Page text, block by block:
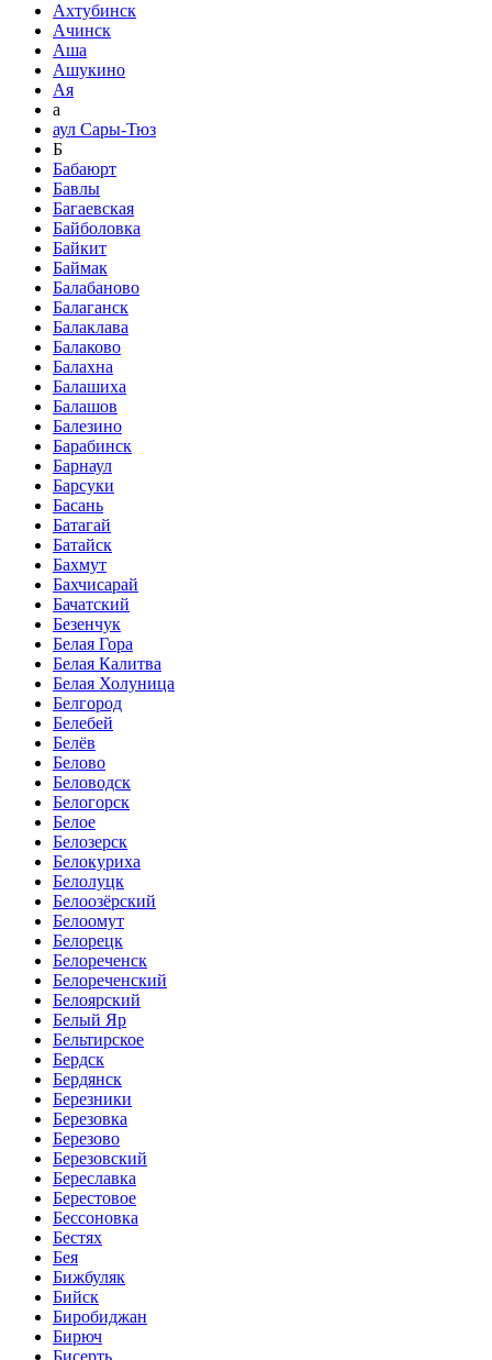
Ахтубинск
Ачинск
Аша
Ашукино
Ая
а
аул Сары-Тюз
Б
Бабаюрт
Бавлы
Багаевская
Байболовка
Байкит
Баймак
Балабаново
Балаганск
Балаклава
Балаково
Балахна
Балашиха
Балашов
Балезино
Барабинск
Барнаул
Барсуки
Басань
Батагай
Батайск
Бахмут
Бахчисарай
Бачатский
Безенчук
Белая Гора
Белая Калитва
Белая Холуница
Белгород
Белебей
Белёв
Белово
Беловодск
Белогорск
Белое
Белозерск
Белокуриха
Белолуцк
Белоозёрский
Белоомут
Белорецк
Белореченск
Белореченский
Белоярский
Белый Яр
Бельтирское
Бердск
Бердянск
Березники
Березовка
Березово
Березовский
Береславка
Берестовое
Бессоновка
Бестях
Бея
Бижбуляк
Бийск
Биробиджан
Бирюч
Бисерть